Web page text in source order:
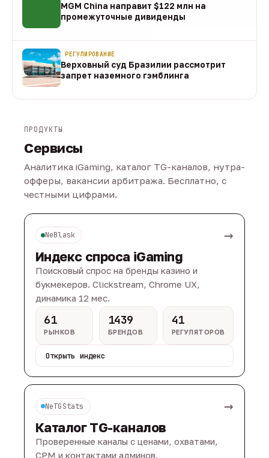
MGM China направит $122 млн на
промежуточные дивиденды
РЕГУЛИРОВАНИЕ
Верховный суд Бразилии рассмотрит
запрет наземного гэмблинга
ПРОДУКТЫ
Сервисы
Аналитика iGaming, каталог TG-каналов, нутра-
офферы, вакансии арбитража. Бесплатно, с
честными цифрами.
NeBlask →
Индекс спроса iGaming
Поисковый спрос на бренды казино и
букмекеров. Clickstream, Chrome UX,
динамика 12 мес.
61
РЫНКОВ
1439
БРЕНДОВ
41
РЕГУЛЯТОРОВ
Открыть индекс
NeTGStats →
Каталог TG-каналов
Проверенные каналы с ценами, охватами,
CPM и контактами админов.